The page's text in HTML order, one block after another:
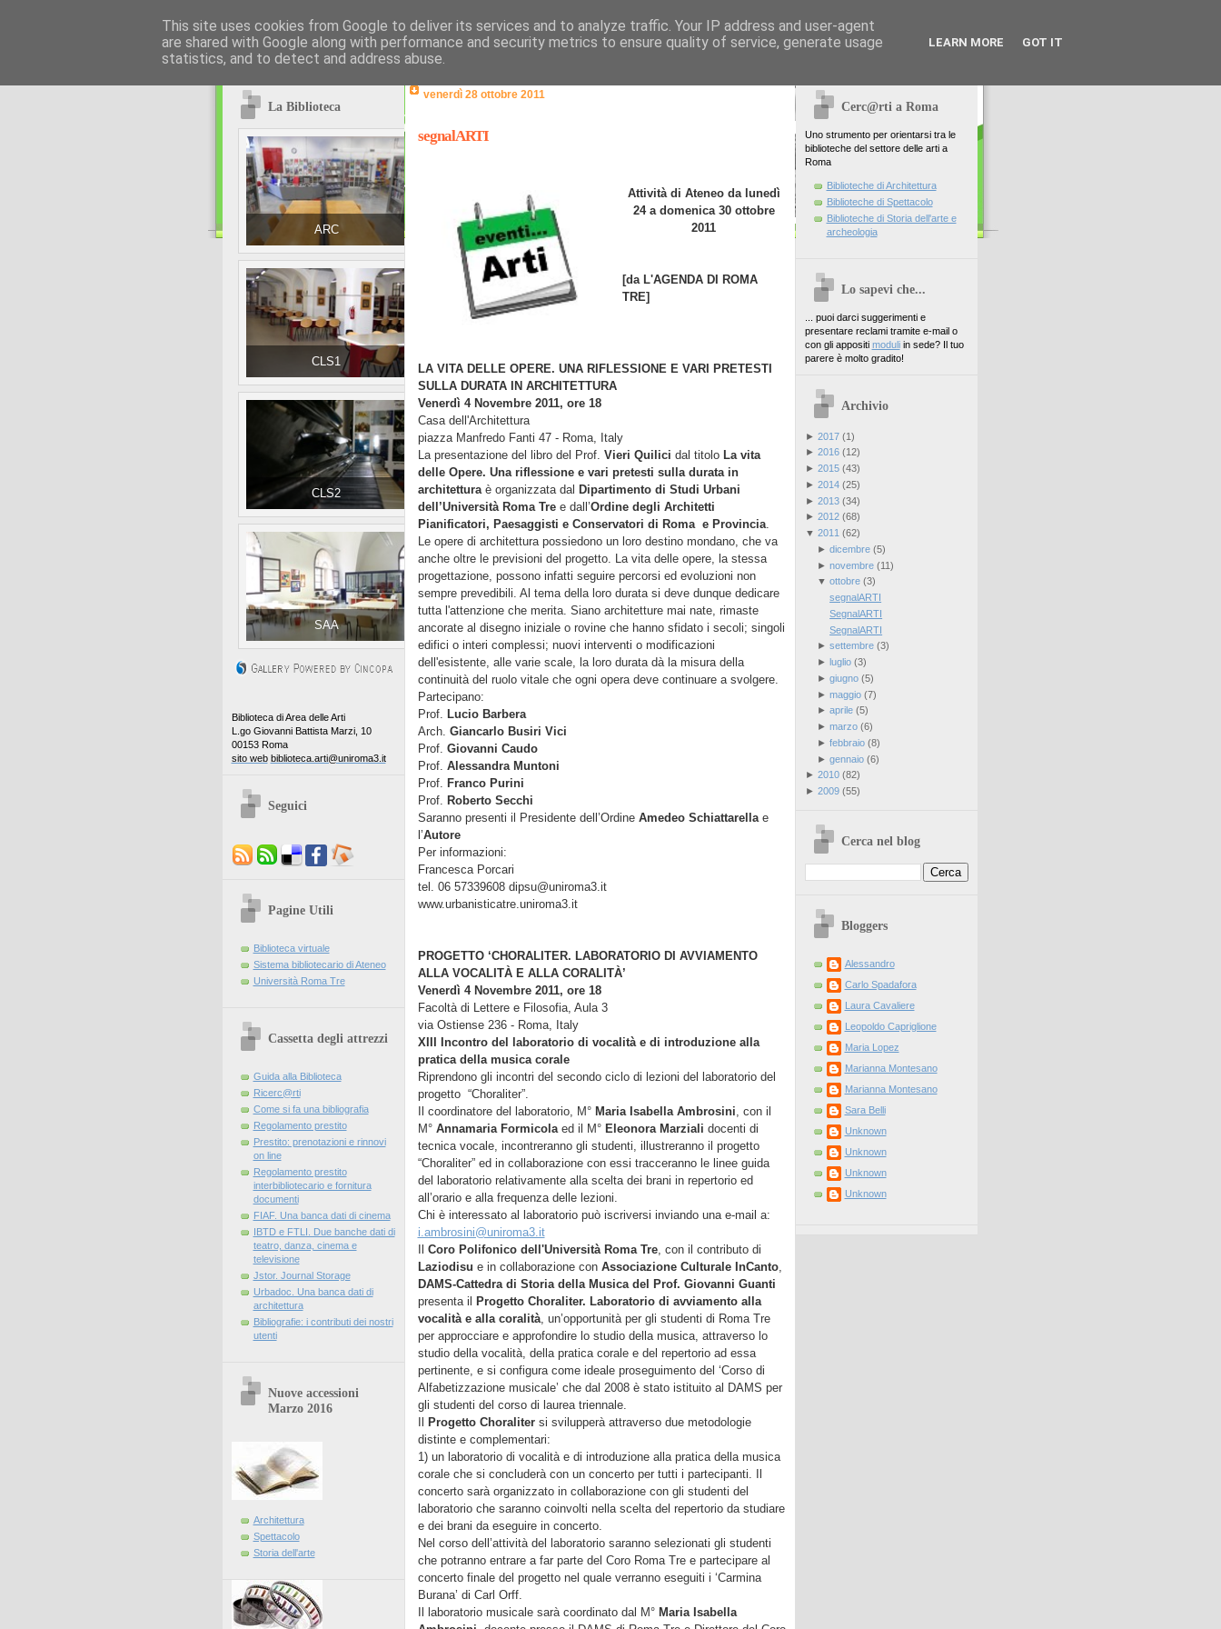
La Biblioteca
ARC
CLS1
CLS2
SAA
Biblioteca di Area delle Arti
L.go Giovanni Battista Marzi, 10
00153 Roma
sito web biblioteca.arti@uniroma3.it
Seguici
Pagine Utili
Biblioteca virtuale
Sistema bibliotecario di Ateneo
Università Roma Tre
Cassetta degli attrezzi
Guida alla Biblioteca
Ricerc@rti
Come si fa una bibliografia
Regolamento prestito
Prestito: prenotazioni e rinnovi
on line
Regolamento prestito
interbibliotecario e fornitura
documenti
FIAF. Una banca dati di cinema
IBTD e FTLI. Due banche dati di
teatro, danza, cinema e
televisione
Jstor. Journal Storage
Urbadoc. Una banca dati di
architettura
Bibliografie: i contributi dei nostri
utenti
Nuove accessioni
Marzo 2016
Architettura
Spettacolo
Storia dell'arte
venerdì 28 ottobre 2011
segnalARTI
Attività di Ateneo da lunedì
24 a domenica 30 ottobre
2011
[da L'AGENDA DI ROMA
TRE]
LA VITA DELLE OPERE. UNA RIFLESSIONE E VARI PRETESTI
SULLA DURATA IN ARCHITETTURA
Venerdì 4 Novembre 2011, ore 18
Casa dell'Architettura
piazza Manfredo Fanti 47 - Roma, Italy
La presentazione del libro del Prof. Vieri Quilici dal titolo La vita
delle Opere. Una riflessione e vari pretesti sulla durata in
architettura è organizzata dal Dipartimento di Studi Urbani
dell’Università Roma Tre e dall’Ordine degli Architetti
Pianificatori, Paesaggisti e Conservatori di Roma e Provincia.
Le opere di architettura possiedono un loro destino mondano, che va
anche oltre le previsioni del progetto. La vita delle opere, la stessa
progettazione, possono infatti seguire percorsi ed evoluzioni non
sempre prevedibili. Al tema della loro durata si deve dunque dedicare
tutta l'attenzione che merita. Siano architetture mai nate, rimaste
ancorate al disegno iniziale o rovine che hanno sfidato i secoli; singoli
edifici o interi complessi; nuovi interventi o modificazioni
dell'esistente, alle varie scale, la loro durata dà la misura della
continuità del ruolo vitale che ogni opera deve continuare a svolgere.
Partecipano:
Prof. Lucio Barbera
Arch. Giancarlo Busiri Vici
Prof. Giovanni Caudo
Prof. Alessandra Muntoni
Prof. Franco Purini
Prof. Roberto Secchi
Saranno presenti il Presidente dell’Ordine Amedeo Schiattarella e
l’Autore
Per informazioni:
Francesca Porcari
tel. 06 57339608 dipsu@uniroma3.it
www.urbanisticatre.uniroma3.it
PROGETTO ‘CHORALITER. LABORATORIO DI AVVIAMENTO
ALLA VOCALITÀ E ALLA CORALITÀ’
Venerdì 4 Novembre 2011, ore 18
Facoltà di Lettere e Filosofia, Aula 3
via Ostiense 236 - Roma, Italy
XIII Incontro del laboratorio di vocalità e di introduzione alla
pratica della musica corale
Riprendono gli incontri del secondo ciclo di lezioni del laboratorio del
progetto “Choraliter”.
Il coordinatore del laboratorio, M° Maria Isabella Ambrosini , con il
M°Annamaria Formicola ed il M° Eleonora Marziali docenti di
tecnica vocale, incontreranno gli studenti, illustreranno il progetto
“Choraliter” ed in collaborazione con essi tracceranno le linee guida
del laboratorio relativamente alla scelta dei brani in repertorio ed
all’orario e alla frequenza delle lezioni.
Chi è interessato al laboratorio può iscriversi inviando una e-mail a:
i.ambrosini@uniroma3.it
Il Coro Polifonico dell'Università Roma Tre, con il contributo di
Laziodisu e in collaborazione con Associazione Culturale InCanto,
DAMS-Cattedra di Storia della Musica del Prof. Giovanni Guanti
presenta il Progetto Choraliter. Laboratorio di avviamento alla
vocalità e alla coralità, un’opportunità per gli studenti di Roma Tre
per approcciare e approfondire lo studio della musica, attraverso lo
studio della vocalità, della pratica corale e del repertorio ad essa
pertinente, e si configura come ideale proseguimento del ‘Corso di
Alfabetizzazione musicale’ che dal 2008 è stato istituito al DAMS per
gli studenti del corso di laurea triennale.
Il Progetto Choralitersi svilupperà attraverso due metodologie
distinte e complementari:
1) un laboratorio di vocalità e di introduzione alla pratica della musica
corale che si concluderà con un concerto per tutti i partecipanti. Il
concerto sarà organizzato in collaborazione con gli studenti del
laboratorio che saranno coinvolti nella scelta del repertorio da studiare
e dei brani da eseguire in concerto.
Nel corso dell’attività del laboratorio saranno selezionati gli studenti
che potranno entrare a far parte del Coro Roma Tre e partecipare al
concerto finale del progetto nel quale verranno eseguiti i ‘Carmina
Burana’ di Carl Orff.
Il laboratorio musicale sarà coordinato dal M° Maria Isabella
Cerc@rti a Roma
Uno strumento per orientarsi tra le
biblioteche del settore delle arti a
Roma
Biblioteche di Architettura
Biblioteche di Spettacolo
Biblioteche di Storia dell'arte e
archeologia
Lo sapevi che...
... puoi darci suggerimenti e
presentare reclami tramite e-mail o
con gli appositi moduliin sede? Il tuo
parere è molto gradito!
Archivio
► 2017(1)
► 2016(12)
► 2015(43)
► 2014(25)
► 2013(34)
► 2012(68)
▼ 2011 (62)
► dicembre(5)
► novembre(11)
▼ ottobre(3)
segnalARTI
SegnalARTI
SegnalARTI
► settembre(3)
► luglio(3)
► giugno(5)
► maggio(7)
► aprile(5)
► marzo(6)
► febbraio(8)
► gennaio(6)
► 2010(82)
► 2009(55)
Cerca nel blog
Bloggers
Alessandro
Carlo Spadafora
Laura Cavaliere
Leopoldo Capriglione
Maria Lopez
Marianna Montesano
Marianna Montesano
Sara Belli
Unknown
Unknown
Unknown
Unknown
This site uses cookies from Google to deliver its services and to analyze traffic. Your IP address and user-agent
are shared with Google along with performance and security metrics to ensure quality of service, generate usage
statistics, and to detect and address abuse.
LEARN MORE GOT IT